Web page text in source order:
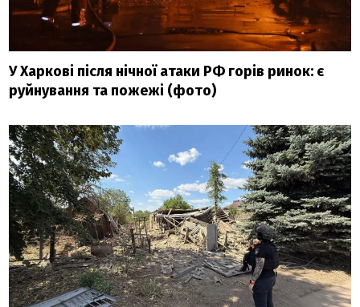
У Харкові після нічної атаки РФ горів ринок: є
руйнування та пожежі (фото)